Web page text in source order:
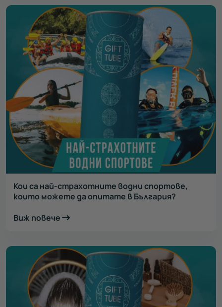
Кои са най-страхотните водни спортове,
които можете да опитате в България?
Виж повече